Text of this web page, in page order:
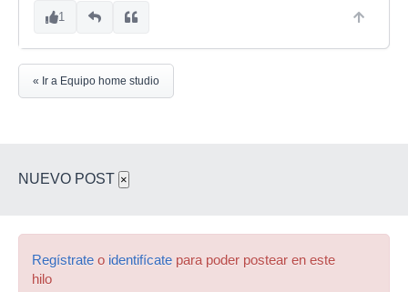
1
« Ir a Equipo home studio
NUEVO POST ×
Regístrate o identifícate para poder postear en este
hilo